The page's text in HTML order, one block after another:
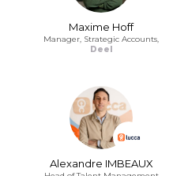
Maxime Hoff
Manager, Strategic Accounts,
Deel
Alexandre IMBEAUX